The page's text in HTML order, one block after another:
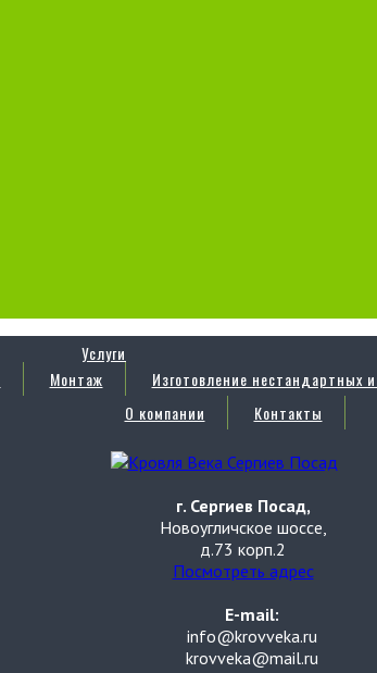
Услуги
Монтаж Изготовление нестандартных
О компании
Контакты
г. Сергиев Посад,
Новоугличское шоссе,
д.73 корп.2
Посмотреть адрес
E-mail:
info@krovveka.ru
krovveka@mail.ru